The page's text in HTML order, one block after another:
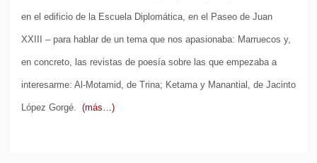
en el edificio de la Escuela Diplomática, en el Paseo de Juan
XXIII – para hablar de un tema que nos apasionaba: Marruecos y,
en concreto, las revistas de poesía sobre las que empezaba a
interesarme: Al-Motamid, de Trina; Ketama y Manantial, de Jacinto
López Gorgé. (más…)